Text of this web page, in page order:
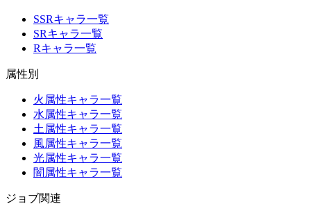
SSRキャラ一覧
SRキャラ一覧
Rキャラ一覧
属性別
火属性キャラ一覧
水属性キャラ一覧
土属性キャラ一覧
風属性キャラ一覧
光属性キャラ一覧
闇属性キャラ一覧
ジョブ関連